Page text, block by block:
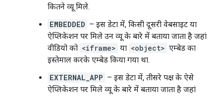
कितने व्यू मिले.
EMBEDDED – इस डेटा में, किसी दूसरी वेबसाइट या
ऐप्लिकेशन पर मिले उन व्यू के बारे में बताया जाता है जहां
वीडियो को <iframe> या <object> एम्बेड का
इस्तेमाल करके एम्बेड किया गया था.
EXTERNAL_APP – इस डेटा में, तीसरे पक्ष के ऐसे
ऐप्लिकेशन पर मिले व्यू के बारे में बताया जाता है जहां